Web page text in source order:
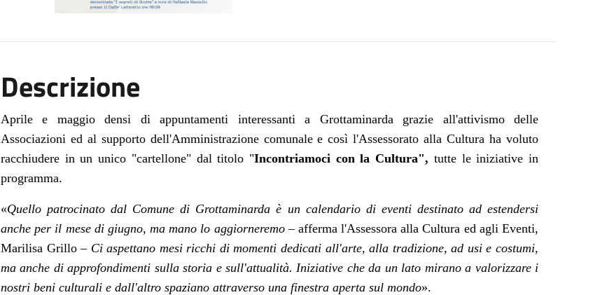
Descrizione
Aprile e maggio densi di appuntamenti interessanti a Grottaminarda grazie all'attivismo delle
Associazioni ed al supporto dell'Amministrazione comunale e così l'Assessorato alla Cultura ha voluto
racchiudere in un unico "cartellone" dal titolo "Incontriamoci con la Cultura", tutte le iniziative in
programma.
«Quello patrocinato dal Comune di Grottaminarda è un calendario di eventi destinato ad estendersi
anche per il mese di giugno, ma mano lo aggiorneremo – afferma l'Assessora alla Cultura ed agli Eventi,
Marilisa Grillo– Ci aspettano mesi ricchi di momenti dedicati all'arte, alla tradizione, ad usi e costumi,
ma anche di approfondimenti sulla storia e sull'attualità. Iniziative che da un lato mirano a valorizzare i
nostri beni culturali e dall'altro spaziano attraverso una finestra aperta sul mondo».